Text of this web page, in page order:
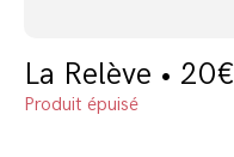
La Relève • 20€
Produit épuisé